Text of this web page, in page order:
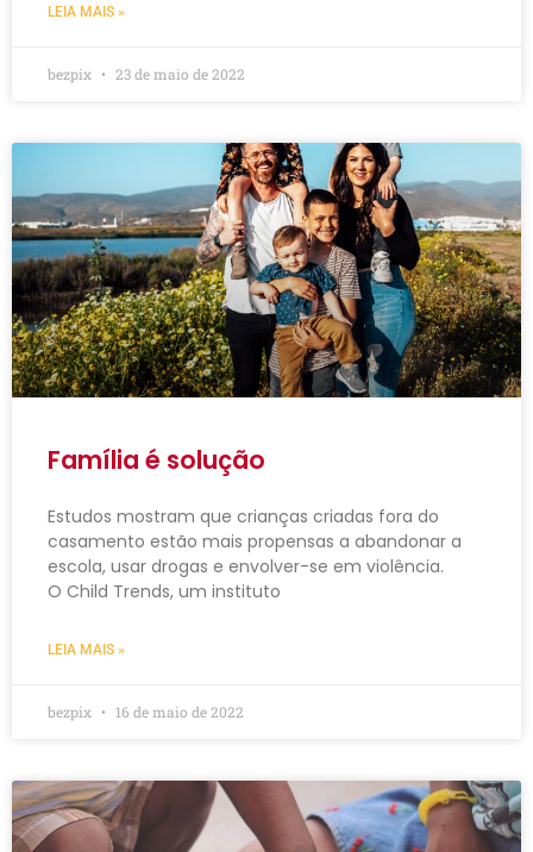
LEIA MAIS »
bezpix 23 de maio de 2022
Família é solução
Estudos mostram que crianças criadas fora do
casamento estão mais propensas a abandonar a
escola, usar drogas e envolver-se em violência.
O Child Trends, um instituto
LEIA MAIS »
bezpix 16 de maio de 2022